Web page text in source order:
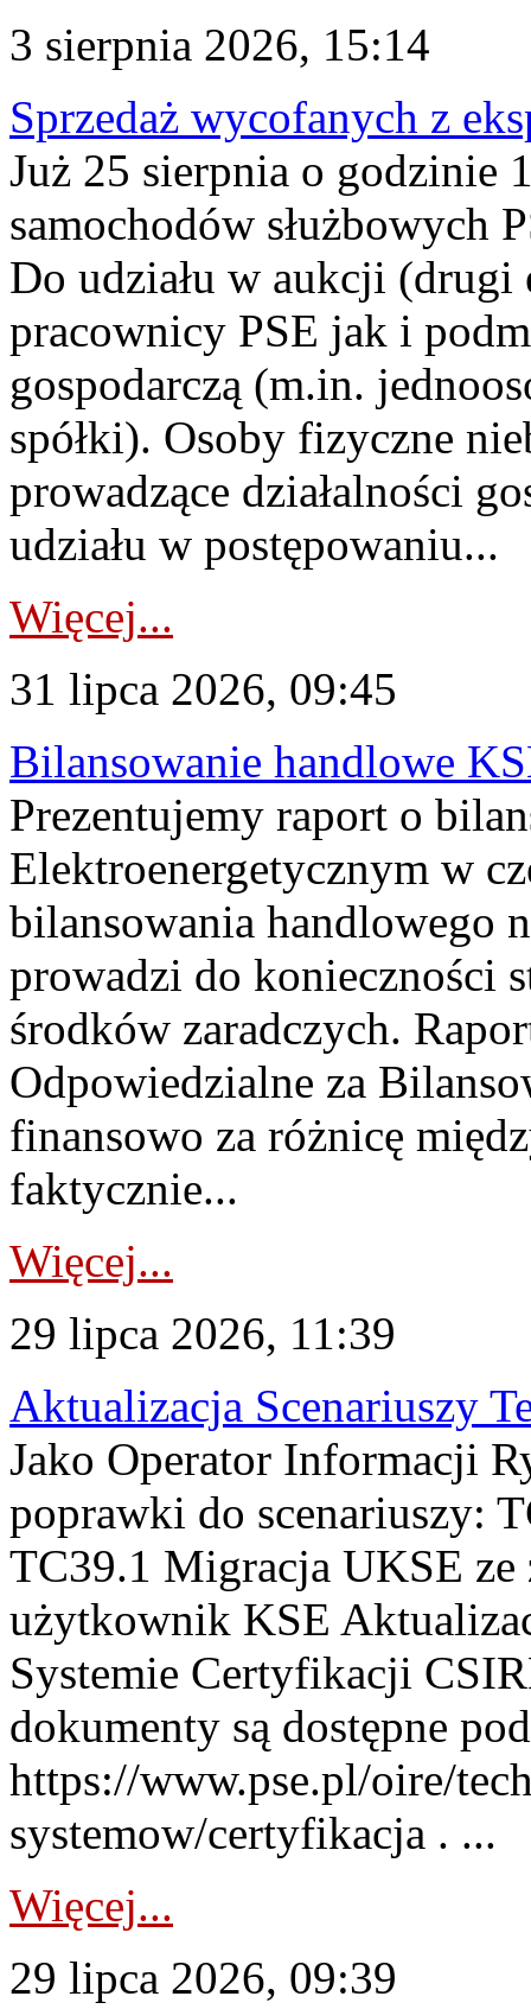
3 sierpnia 2026, 15:14
Sprzedaż wycofanych z
Już 25 sierpnia o godzinie
samochodów służbowych
Do udziału w aukcji (drugi
pracownicy PSE jak i
gospodarczą (m.in.
spółki). Osoby fizyczne
prowadzące działalności
udziału w postępowaniu...
Więcej...
31 lipca 2026, 09:45
Bilansowanie handlowe
Prezentujemy raport o
Elektroenergetycznym w
bilansowania handlowego
prowadzi do konieczności
środków zaradczych.
Odpowiedzialne za
finansowo za różnicę
faktycznie...
Więcej...
29 lipca 2026, 11:39
Aktualizacja Scenariuszy
Jako Operator Informacji
poprawki do scenariuszy:
TC39.1 Migracja UKSE
użytkownik KSE
Systemie Certyfikacji
dokumenty są dostępne
https://www.pse.pl/oire/
systemow/certyfikacja . ...
Więcej...
29 lipca 2026, 09:39